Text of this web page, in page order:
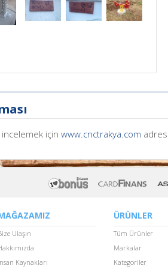
incelemek için www.cnctrakya.com
Ulaşın
Kaynakları
ÜRÜNLER
Tüm Ürünler
Markalar
Kategoriler